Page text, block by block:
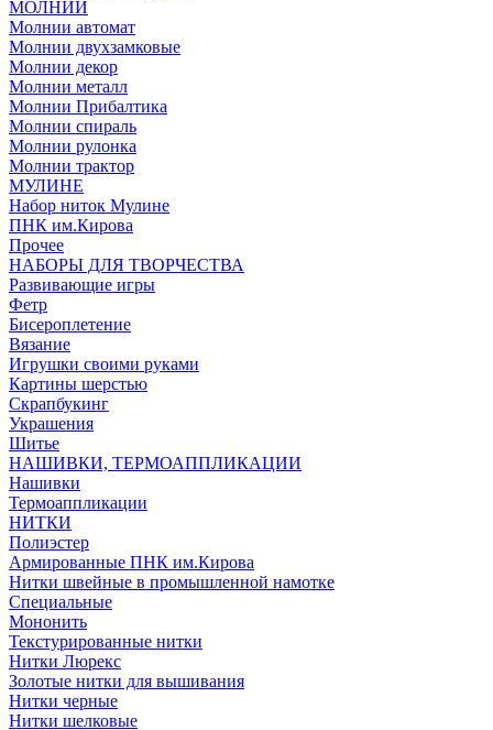
МОЛНИИ
Молнии автомат
Молнии двухзамковые
Молнии декор
Молнии металл
Молнии Прибалтика
Молнии спираль
Молнии рулонка
Молнии трактор
МУЛИНЕ
Набор ниток Мулине
ПНК им.Кирова
Прочее
НАБОРЫ ДЛЯ ТВОРЧЕСТВА
Развивающие игры
Фетр
Бисероплетение
Вязание
Игрушки своими руками
Картины шерстью
Скрапбукинг
Украшения
Шитье
НАШИВКИ, ТЕРМОАППЛИКАЦИИ
Нашивки
Термоаппликации
НИТКИ
Полиэстер
Армированные ПНК им.Кирова
Нитки швейные в промышленной намотке
Специальные
Мононить
Текстурированные нитки
Нитки Люрекс
Золотые нитки для вышивания
Нитки черные
Нитки шелковые